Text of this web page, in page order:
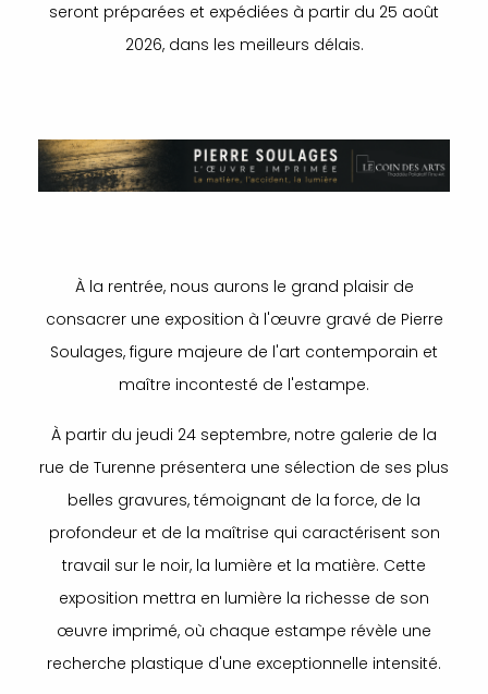
seront préparées et expédiées à partir du 25 août
2026, dans les meilleurs délais.
À la rentrée, nous aurons le grand plaisir de
consacrer une exposition à l'œuvre gravé de Pierre
Soulages, figure majeure de l'art contemporain et
maître incontesté de l'estampe.
À partir du jeudi 24 septembre, notre galerie de la
rue de Turenne présentera une sélection de ses plus
belles gravures, témoignant de la force, de la
profondeur et de la maîtrise qui caractérisent son
travail sur le noir, la lumière et la matière. Cette
exposition mettra en lumière la richesse de son
œuvre imprimé, où chaque estampe révèle une
recherche plastique d'une exceptionnelle intensité.